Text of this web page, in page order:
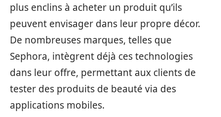
plus enclins à acheter un produit qu’ils
peuvent envisager dans leur propre décor.
De nombreuses marques, telles que
Sephora, intègrent déjà ces technologies
dans leur offre, permettant aux clients de
tester des produits de beauté via des
applications mobiles.